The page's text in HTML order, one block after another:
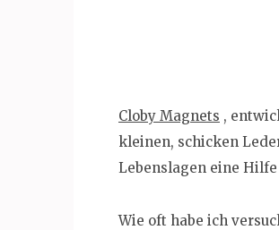
Cloby Magnets ,
kleinen, schicken
Lebenslagen eine
Wie oft habe ich